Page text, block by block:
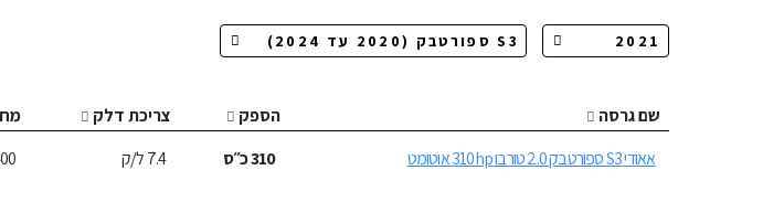
שם גרסה הספק צריכת דלק
אאודי S3 ספורטבק 2.0 טורבו 310hp אוטומט
310כ״ס 7.4ל/ק ₪